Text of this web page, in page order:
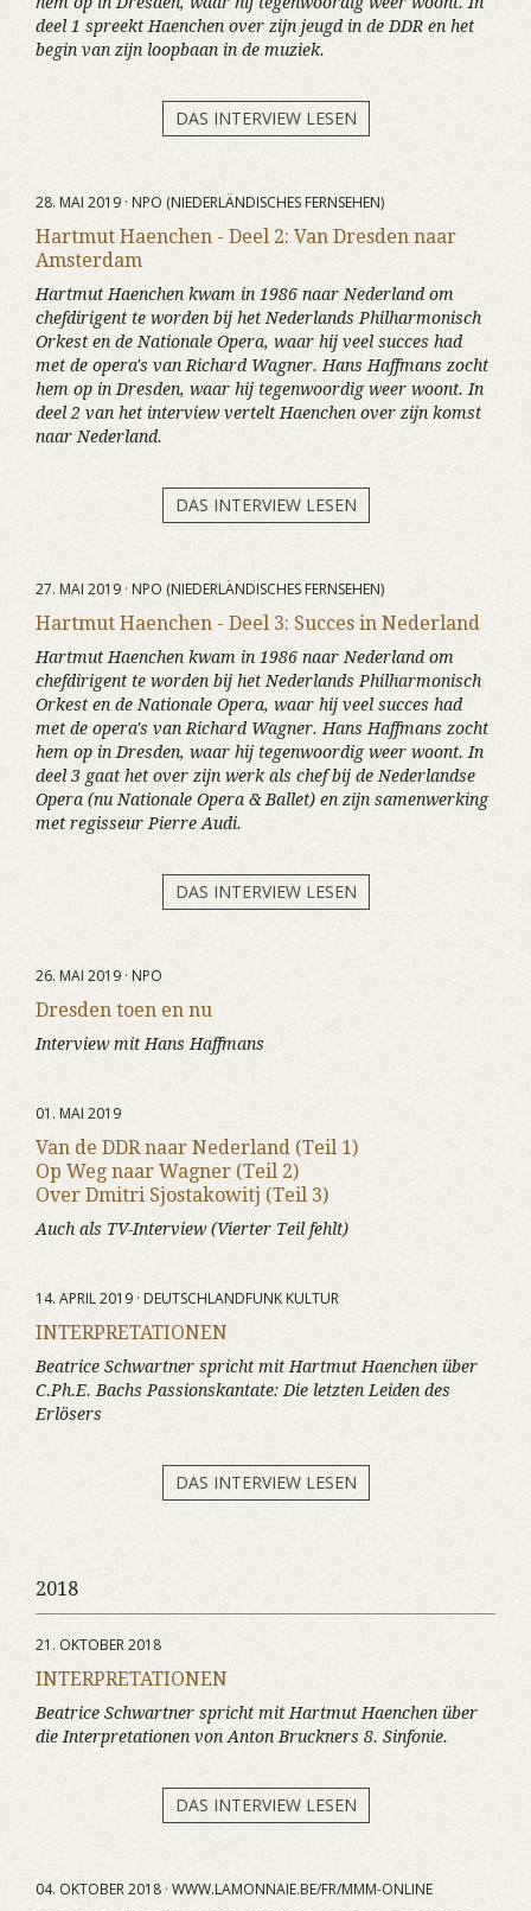
deel 1 spreekt Haenchen over zijn jeugd in de DDR en het
begin van zijn loopbaan in de muziek.
DAS INTERVIEW LESEN
28. MAI 2019 · NPO (NIEDERLÄNDISCHES FERNSEHEN)
Hartmut Haenchen - Deel 2: Van Dresden naar
Amsterdam
Hartmut Haenchen kwam in 1986 naar Nederland om
chefdirigent te worden bij het Nederlands Philharmonisch
Orkest en de Nationale Opera, waar hij veel succes had
met de opera's van Richard Wagner. Hans Haffmans zocht
hem op in Dresden, waar hij tegenwoordig weer woont. In
deel 2 van het interview vertelt Haenchen over zijn komst
naar Nederland.
DAS INTERVIEW LESEN
27. MAI 2019 · NPO (NIEDERLÄNDISCHES FERNSEHEN)
Hartmut Haenchen - Deel 3: Succes in Nederland
Hartmut Haenchen kwam in 1986 naar Nederland om
chefdirigent te worden bij het Nederlands Philharmonisch
Orkest en de Nationale Opera, waar hij veel succes had
met de opera's van Richard Wagner. Hans Haffmans zocht
hem op in Dresden, waar hij tegenwoordig weer woont. In
deel 3 gaat het over zijn werk als chef bij de Nederlandse
Opera (nu Nationale Opera & Ballet) en zijn samenwerking
met regisseur Pierre Audi.
DAS INTERVIEW LESEN
26. MAI 2019 · NPO
Dresden toen en nu
Interview mit Hans Haffmans
01. MAI 2019
Van de DDR naar Nederland (Teil 1)
Op Weg naar Wagner (Teil 2)
Over Dmitri Sjostakowitj (Teil 3)
Auch als TV-Interview (Vierter Teil fehlt)
14. APRIL 2019 · DEUTSCHLANDFUNK KULTUR
INTERPRETATIONEN
Beatrice Schwartner spricht mit Hartmut Haenchen über
C.Ph.E. Bachs Passionskantate: Die letzten Leiden des
Erlösers
DAS INTERVIEW LESEN
2018
21. OKTOBER 2018
INTERPRETATIONEN
Beatrice Schwartner spricht mit Hartmut Haenchen über
die Interpretationen von Anton Bruckners 8. Sinfonie.
DAS INTERVIEW LESEN
04. OKTOBER 2018 · WWW.LAMONNAIE.BE/FR/MMM-ONLINE